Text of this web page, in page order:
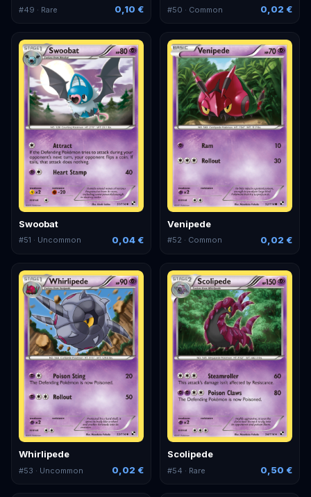
#49 · Rare 0,10 € #50 · Common 0,02 €
Swoobat
#51 · Uncommon 0,04 €
Venipede
#52 · Common 0,02 €
Whirlipede
#53 · Uncommon 0,02 €
Scolipede
#54 · Rare 0,50 €